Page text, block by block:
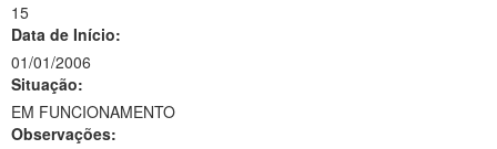
15
Data de Início:
01/01/2006
Situação:
EM FUNCIONAMENTO
Observações: